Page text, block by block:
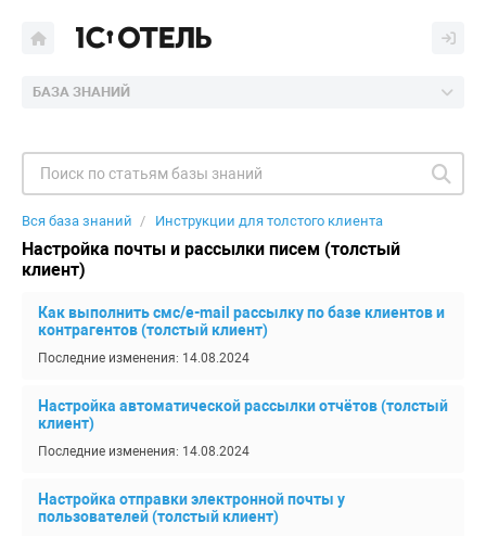
БАЗА ЗНАНИЙ
Вся база знаний Инструкции для толстого клиента
Настройка почты и рассылки писем (толстый
клиент)
Как выполнить смс/e-mail рассылку по базе клиентов и
контрагентов (толстый клиент)
Последние изменения: 14.08.2024
Настройка автоматической рассылки отчётов (толстый
клиент)
Последние изменения: 14.08.2024
Настройка отправки электронной почты у
пользователей (толстый клиент)